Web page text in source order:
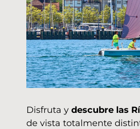
Disfruta y descubre las
de vista totalmente